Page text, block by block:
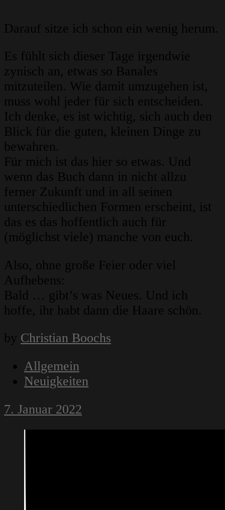
Darauf sitze ich schon ein wenig herum.
Es fühlt sich dieser Tage irgendwie
zynisch an, etwas so Banales
mitzuteilen. Wie damit umzugehen ist,
muss wohl jeder für sich entscheiden.
Ich denke, es ist wichtig, sich auch den
Blick für die guten, kleinen Dinge zu
bewahren.
Für mich ist das hier so etwas. Und
wenn das Buch dann in nicht allzu
ferner Zukunft und in all seinen
unterschiedlichen Formen erscheint, ist
das es das hoffentlich auch für
(möglichst viele) manche von euch.
Also, ohne große Feier oder viel
Aufhebens:
Bald … gibt’s was Neues. Und ich
hoffe, ihr habt dann die Haare schön.
by Christian Boochs
Allgemein
Neuigkeiten
7. Januar 2022